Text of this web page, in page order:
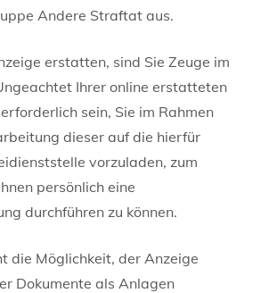
Andere Straftat aus.
erstatten, sind Sie Zeuge im
Ihrer online erstatteten
sein, Sie im Rahmen
dieser auf die hierfür
vorzuladen, zum
persönlich eine
durchführen zu können.
die Möglichkeit, der Anzeige
Dokumente als Anlagen